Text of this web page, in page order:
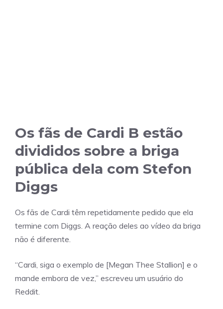
Os fãs de Cardi B estão
divididos sobre a briga
pública dela com Stefon
Diggs
Os fãs de Cardi têm repetidamente pedido que ela
termine com Diggs. A reação deles ao vídeo da briga
não é diferente.
“Cardi, siga o exemplo de [Megan Thee Stallion] e o
mande embora de vez,” escreveu um usuário do
Reddit.